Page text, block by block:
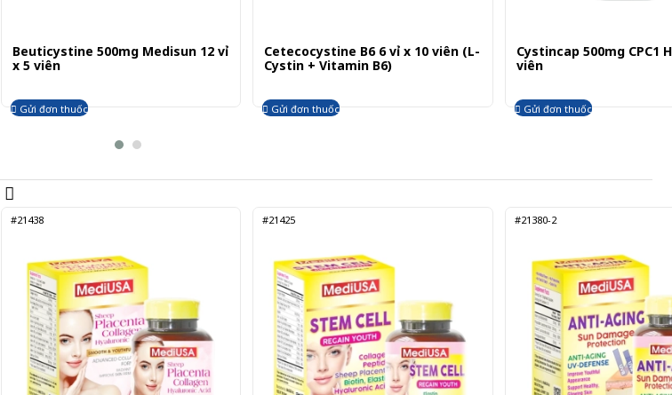
Beuticystine 500mg Medisun 12 vỉ
x 5 viên
Gửi đơn thuốc
Cetecocystine B6 6 vỉ x 10 viên (L-
Cystin + Vitamin B6)
Gửi đơn thuốc
Cystincap 500mg CPC1
viên
Gửi đơn thuốc
#21438 #21425 #21380-2